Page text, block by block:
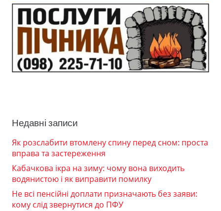
Недавні записи
Як розслабити втомлену спину перед сном: проста
вправа та застереження
Кабачкова ікра на зиму: чому вона виходить
водянистою і як виправити помилку
Не всі пенсійні доплати призначають без заяви:
кому слід звернутися до ПФУ